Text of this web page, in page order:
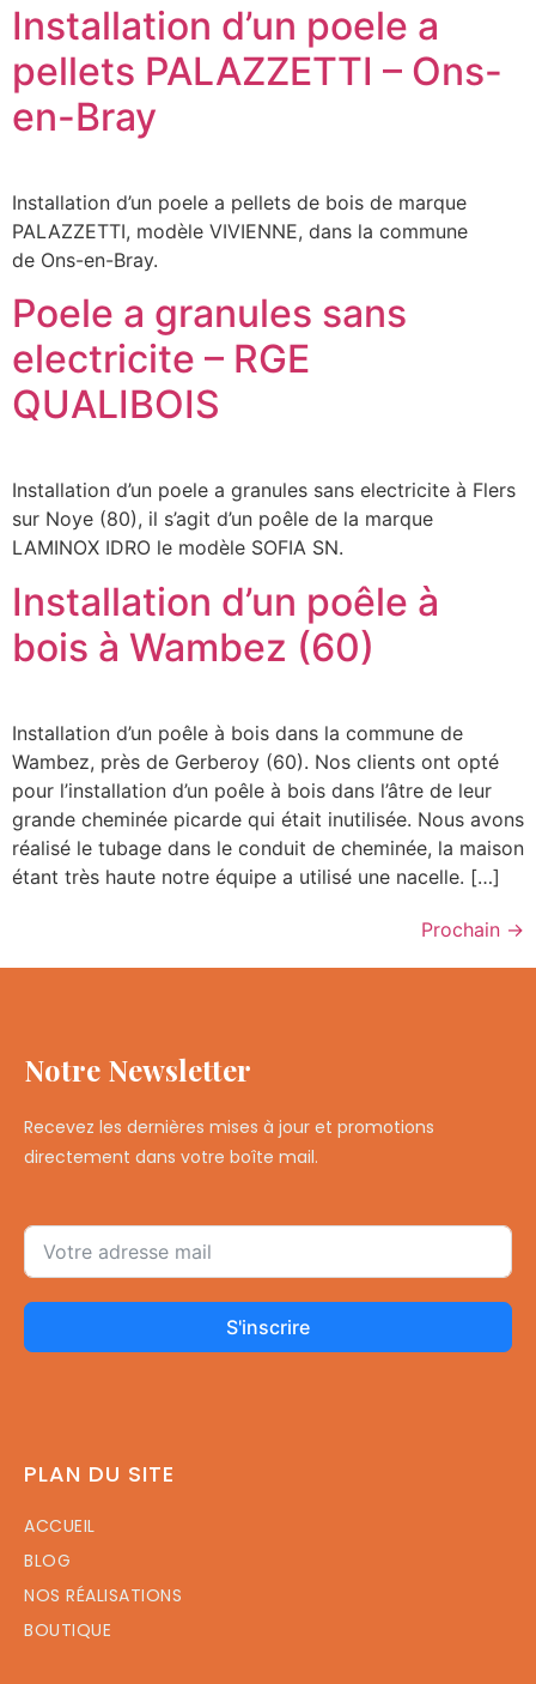
Installation d’un poele a
pellets PALAZZETTI – Ons-
en-Bray
Installation d’un poele a pellets de bois de marque
PALAZZETTI, modèle VIVIENNE, dans la commune
de Ons-en-Bray.
Poele a granules sans
electricite – RGE
QUALIBOIS
Installation d’un poele a granules sans electricite à Flers
sur Noye (80), il s’agit d’un poêle de la marque
LAMINOX IDRO le modèle SOFIA SN.
Installation d’un poêle à
bois à Wambez (60)
Installation d’un poêle à bois dans la commune de
Wambez, près de Gerberoy (60). Nos clients ont opté
pour l’installation d’un poêle à bois dans l’âtre de leur
grande cheminée picarde qui était inutilisée. Nous avons
réalisé le tubage dans le conduit de cheminée, la maison
étant très haute notre équipe a utilisé une nacelle. […]
Prochain →
Notre Newsletter
Recevez les dernières mises à jour et promotions
directement dans votre boîte mail.
S'inscrire
PLAN DU SITE
ACCUEIL
BLOG
NOS RÉALISATIONS
BOUTIQUE